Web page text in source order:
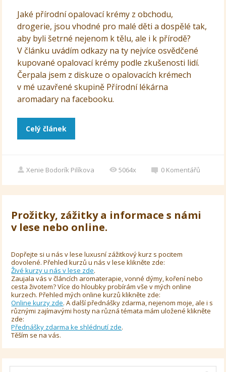
Jaké přírodní opalovací krémy z obchodu,
drogerie, jsou vhodné pro malé děti a dospělé tak,
aby byli šetrné nejenom k tělu, ale i k přírodě?
V článku uvádím odkazy na ty nejvíce osvědčené
kupované opalovací krémy podle zkušenosti lidí.
Čerpala jsem z diskuze o opalovacích krémech
v mé uzavřené skupině Přírodní lékárna
aromadary na facebooku.
Celý článek
Xenie Bodorík Pilíkova 5064x 0 Komentářů
Prožitky, zážitky a informace s námi
v lese nebo online.
Dopřejte si u nás v lese luxusní zážitkový kurz s pocitem
dovolené. Přehled kurzů u nás v lese klikněte zde:
Živé kurzy u nás v lese zde.
Zaujala vás v článcích aromaterapie, vonné dýmy, koření nebo
cesta životem? Více do hloubky probírám vše v mých online
kurzech. Přehled mých online kurzů klikněte zde:
Online kurzy zde. A další přednášky zdarma, nejenom moje, ale i s
různými zajímavými hosty na různá témata mám uložené klikněte
zde:
Přednášky zdarma ke shlédnutí zde.
Těším se na vás.